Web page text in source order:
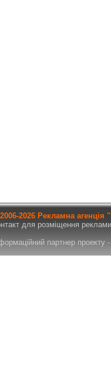
2026 Рекламна
для розміщення
партнер проекту